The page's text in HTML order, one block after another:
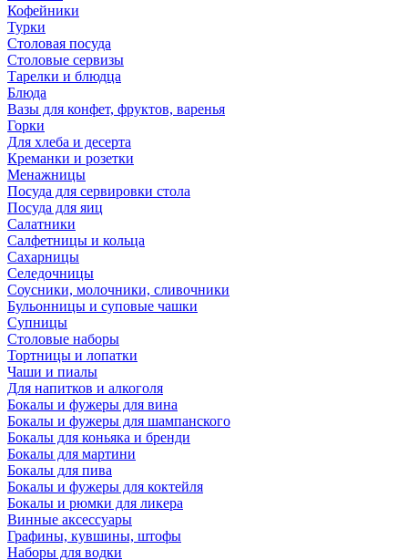
Кофейники
Турки
Столовая посуда
Столовые сервизы
Тарелки и блюдца
Блюда
Вазы для конфет, фруктов, варенья
Горки
Для хлеба и десерта
Креманки и розетки
Менажницы
Посуда для сервировки стола
Посуда для яиц
Салатники
Салфетницы и кольца
Сахарницы
Селедочницы
Соусники, молочники, сливочники
Бульонницы и суповые чашки
Супницы
Столовые наборы
Тортницы и лопатки
Чаши и пиалы
Для напитков и алкоголя
Бокалы и фужеры для вина
Бокалы и фужеры для шампанского
Бокалы для коньяка и бренди
Бокалы для мартини
Бокалы для пива
Бокалы и фужеры для коктейля
Бокалы и рюмки для ликера
Винные аксессуары
Графины, кувшины, штофы
Наборы для водки